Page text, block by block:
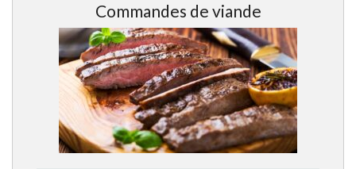
Commandes de viande